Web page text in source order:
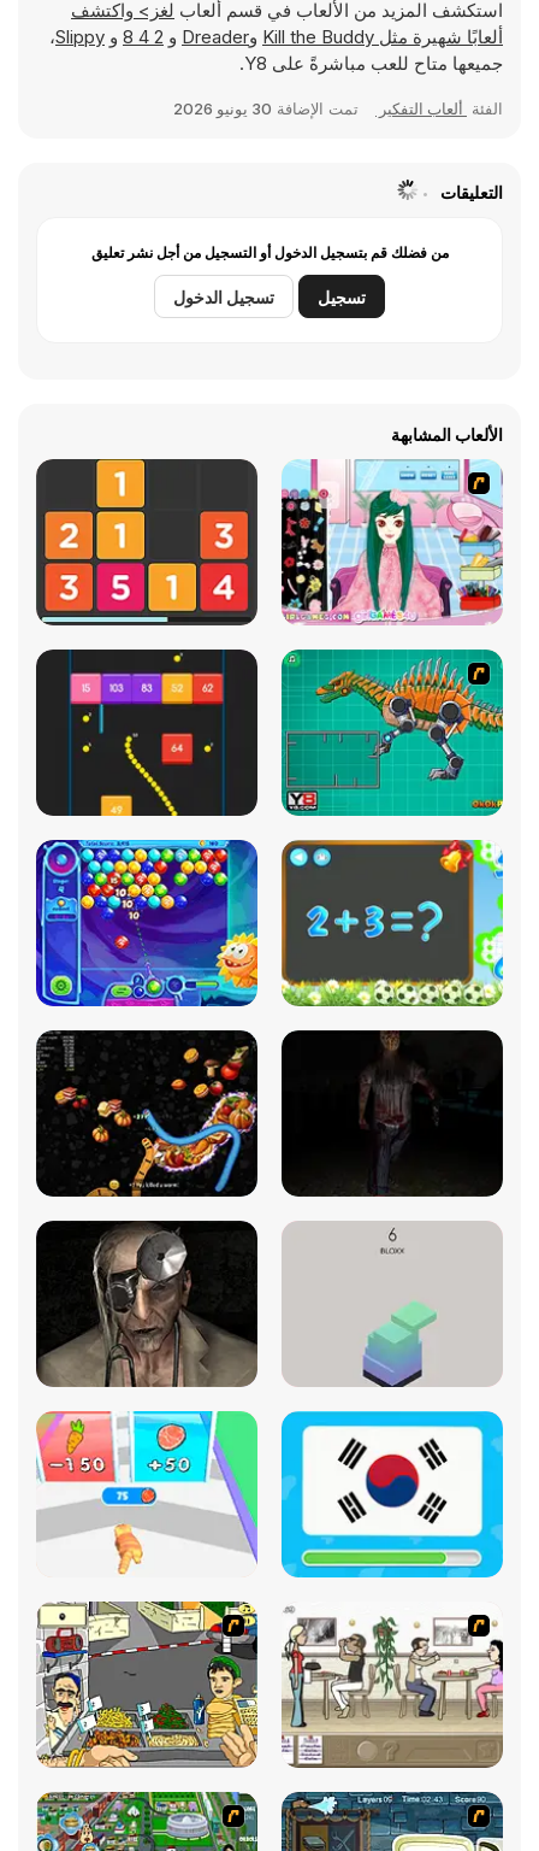
استكشف المزيد من الألعاب في قسم ألعاب
لغز> واكتشف
ألعابًا شهيرة مثل Kill the Buddy وDreader و 2 4 8 و Slippy،
جميعها متاح للعب مباشرةً على Y8.
الفئة ألعاب التفكير تمت الإضافة 30 يونيو 2026
التعليقات
من فضلك قم بتسجيل الدخول أو التسجيل من أجل نشر تعليق
تسجيل تسجيل الدخول
الألعاب المشابهة